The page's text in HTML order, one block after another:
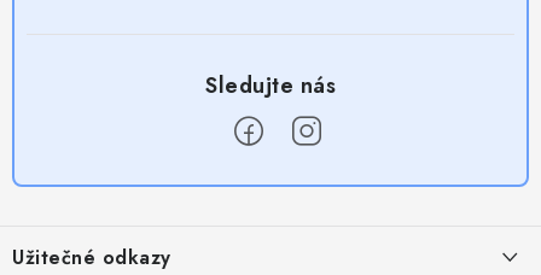
Užitečné odkazy